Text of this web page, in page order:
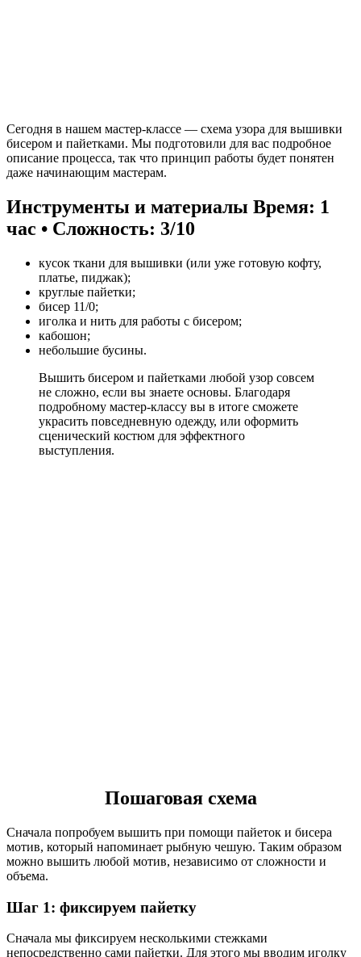
Сегодня в нашем мастер-классе — схема узора для вышивки
бисером и пайетками. Мы подготовили для вас подробное
описание процесса, так что принцип работы будет понятен
даже начинающим мастерам.
Инструменты и материалы Время: 1
час • Сложность: 3/10
кусок ткани для вышивки (или уже готовую кофту,
платье, пиджак);
круглые пайетки;
бисер 11/0;
иголка и нить для работы с бисером;
кабошон;
небольшие бусины.
Вышить бисером и пайетками любой узор совсем
не сложно, если вы знаете основы. Благодаря
подробному мастер-классу вы в итоге сможете
украсить повседневную одежду, или оформить
сценический костюм для эффектного
выступления.
Пошаговая схема
Сначала попробуем вышить при помощи пайеток и бисера
мотив, который напоминает рыбную чешую. Таким образом
можно вышить любой мотив, независимо от сложности и
объема.
Шаг 1: фиксируем пайетку
Сначала мы фиксируем несколькими стежками
непосредственно сами пайетки. Для этого мы вводим иголку